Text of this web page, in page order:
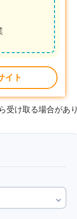
イト
受け取る場合があり